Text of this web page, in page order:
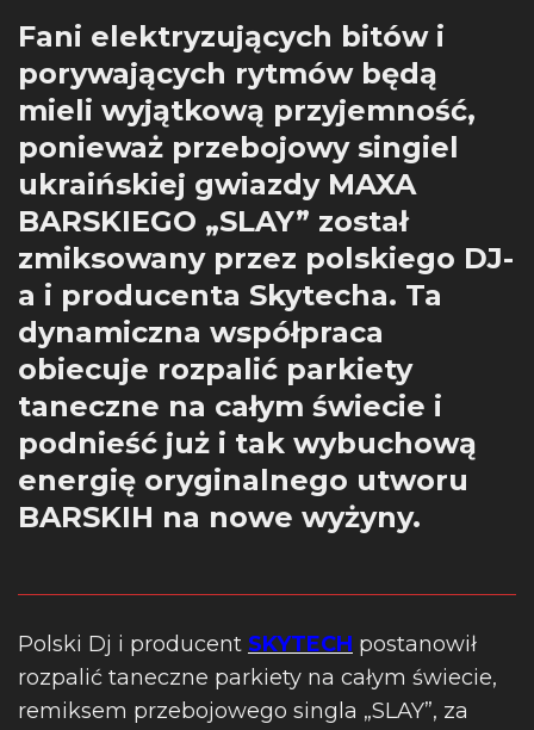
Fani elektryzujących bitów i
porywających rytmów będą
mieli wyjątkową przyjemność,
ponieważ przebojowy singiel
ukraińskiej gwiazdy MAXA
BARSKIEGO „SLAY” został
zmiksowany przez polskiego DJ-
a i producenta Skytecha. Ta
dynamiczna współpraca
obiecuje rozpalić parkiety
taneczne na całym świecie i
podnieść już i tak wybuchową
energię oryginalnego utworu
BARSKIH na nowe wyżyny.
Polski Dj i producent SKYTECH postanowił
rozpalić taneczne parkiety na całym świecie,
remiksem przebojowego singla „SLAY”, za